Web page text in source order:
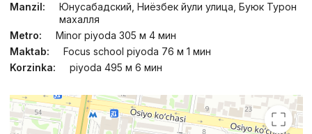
Manzil:
Юнусабадский, Ниёзбек йули улица, Буюк Турон
махалля
Metro:
Minor piyoda 305 м 4 мин
Maktab:
Focus school piyoda 76 м 1 мин
Korzinka:
piyoda 495 м 6 мин